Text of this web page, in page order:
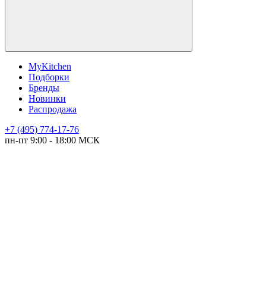
MyKitchen
Подборки
Бренды
Новинки
Распродажа
+7 (495) 774-17-76
пн-пт 9:00 - 18:00 МСК